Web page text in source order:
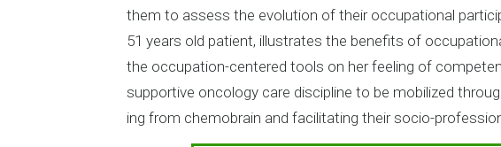
them to assess the evolution of their occupational
51 years old patient, illustrates the benefits of
the occupation-centered tools on her feeling of
supportive oncology care discipline to be mobilized
ing from chemobrain and facilitating their socio-